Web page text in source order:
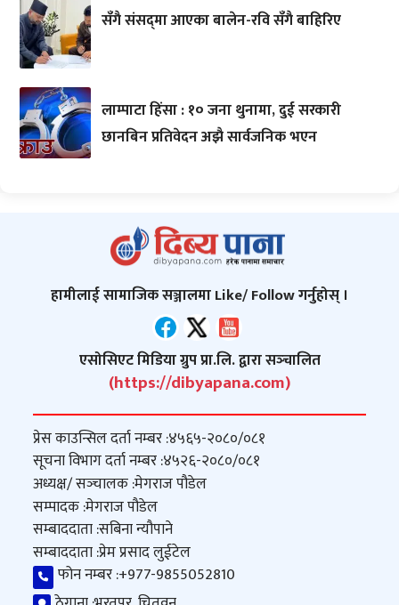
सँगै संसद्‌मा आएका बालेन-रवि सँगै बाहिरिए
लाम्पाटा हिंसा : १० जना थुनामा, दुई सरकारी
छानबिन प्रतिवेदन अझै सार्वजनिक भएन
हामीलाई सामाजिक सञ्जालमा Like/ Follow गर्नुहोस् ।
एसोसिएट मिडिया ग्रुप प्रा.लि. द्वारा सञ्‍चालित
(https://dibyapana.com)
प्रेस काउन्सिल दर्ता नम्बर :४५६५-२०८०/०८१
सूचना विभाग दर्ता नम्बर :४५२६-२०८०/०८१
अध्यक्ष/ सञ्‍चालक :मेगराज पौडेल
सम्पादक :मेगराज पौडेल
सम्बाददाता :सबिना न्यौपाने
सम्बाददाता :प्रेम प्रसाद लुईटेल
फोन नम्बर :+977-9855052810